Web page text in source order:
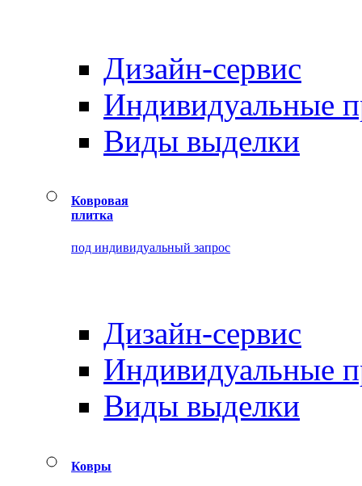
Дизайн-сервис
Индивидуальные
Виды выделки
Ковровая
плитка
под индивидуальный запрос
Дизайн-сервис
Индивидуальные
Виды выделки
Ковры